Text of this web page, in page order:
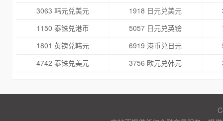
3063 韩元兑美元
1918 日元兑美元
1150 泰铢兑港币
5057 日元兑英镑
1801 英镑兑韩元
6919 港币兑日元
4742 泰铢兑美元
3756 欧元兑韩元